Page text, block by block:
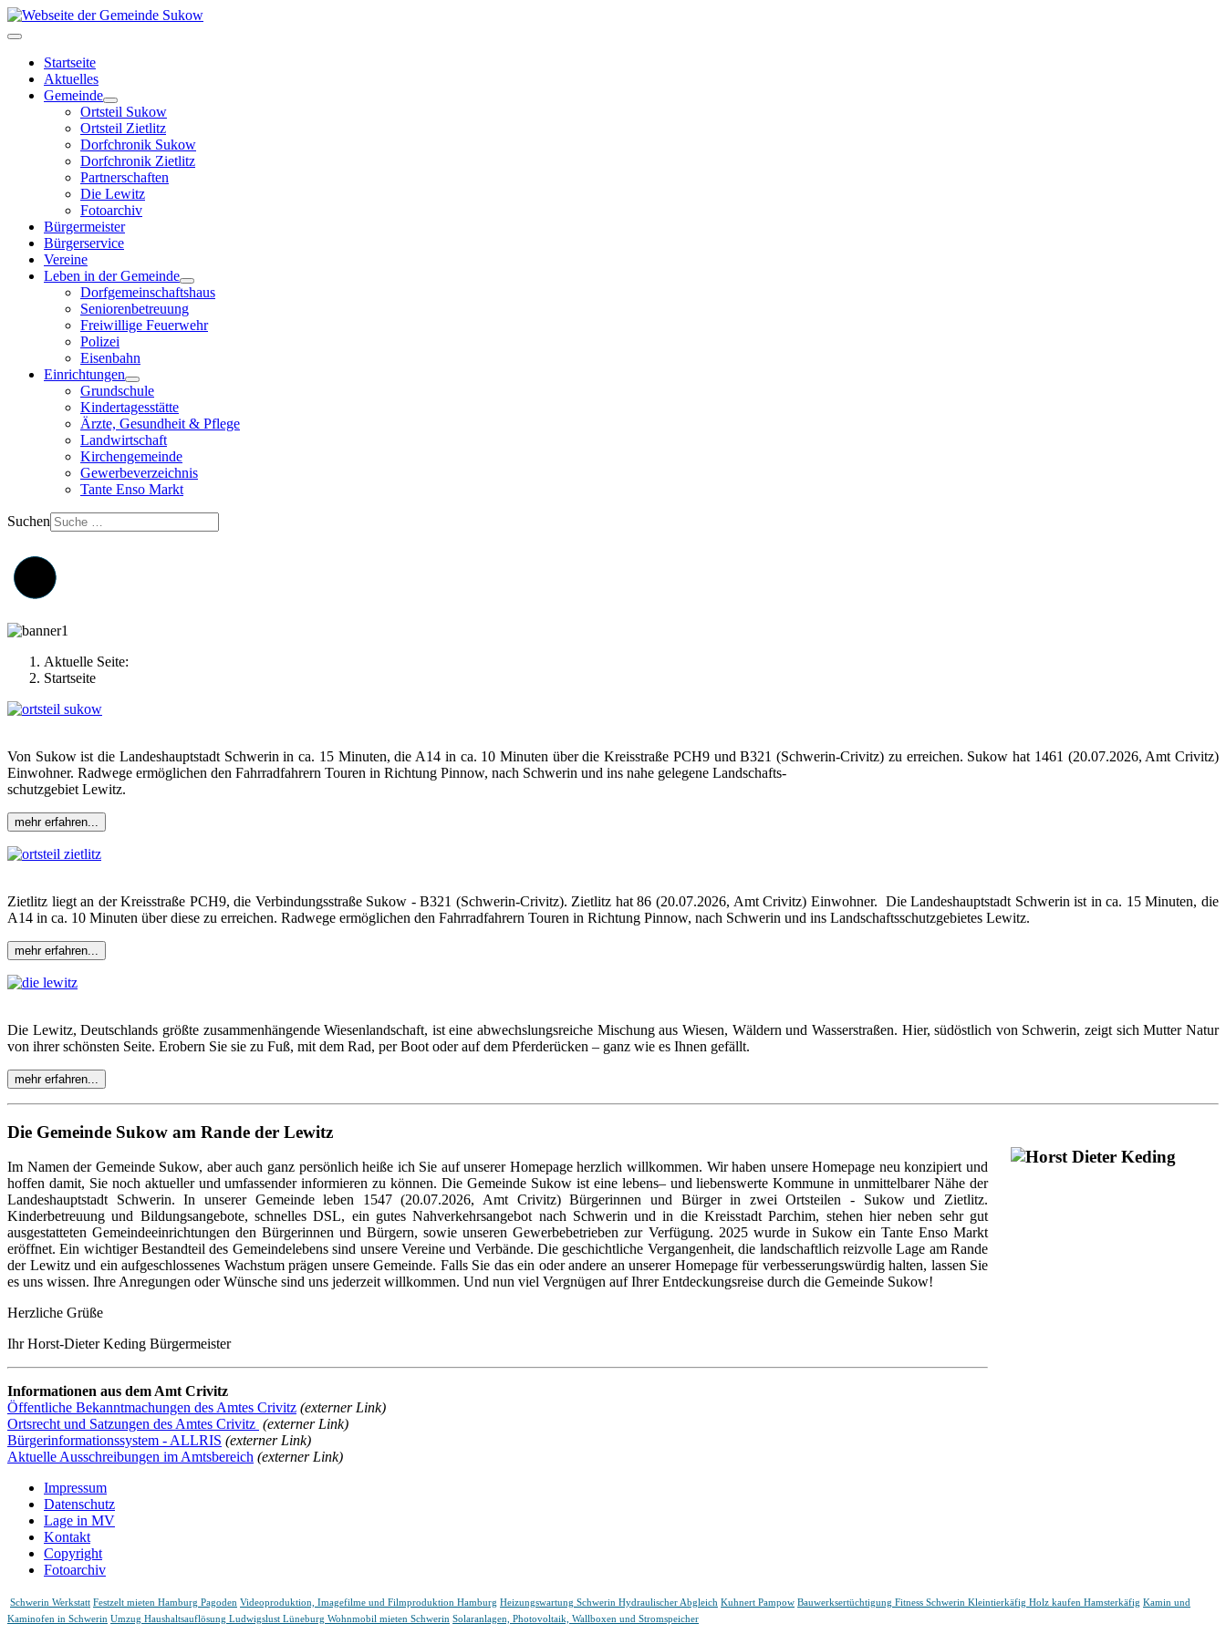
Startseite
Aktuelles
Gemeinde
Ortsteil Sukow
Ortsteil Zietlitz
Dorfchronik Sukow
Dorfchronik Zietlitz
Partnerschaften
Die Lewitz
Fotoarchiv
Bürgermeister
Bürgerservice
Vereine
Leben in der Gemeinde
Dorfgemeinschaftshaus
Seniorenbetreuung
Freiwillige Feuerwehr
Polizei
Eisenbahn
Einrichtungen
Grundschule
Kindertagesstätte
Ärzte, Gesundheit & Pflege
Landwirtschaft
Kirchengemeinde
Gewerbeverzeichnis
Tante Enso Markt
Suchen
Aktuelle Seite:
Startseite
Von Sukow ist die Landeshauptstadt Schwerin in ca. 15 Minuten, die A14 in ca. 10 Minuten über die Kreisstraße PCH9 und B321 (Schwerin-Crivitz) zu erreichen. Sukow hat 1461 (20.07.2026, Amt Crivitz)
Einwohner. Radwege ermöglichen den Fahrradfahrern Touren in Richtung Pinnow, nach Schwerin und ins nahe gelegene Landschafts-
schutzgebiet Lewitz.
mehr erfahren...
Zietlitz liegt an der Kreisstraße PCH9, die Verbindungsstraße Sukow - B321 (Schwerin-Crivitz). Zietlitz hat 86 (20.07.2026, Amt Crivitz) Einwohner. Die Landeshauptstadt Schwerin ist in ca. 15 Minuten, die
A14 in ca. 10 Minuten über diese zu erreichen. Radwege ermöglichen den Fahrradfahrern Touren in Richtung Pinnow, nach Schwerin und ins Landschaftsschutzgebietes Lewitz.
mehr erfahren...
Die Lewitz, Deutschlands größte zusammenhängende Wiesenlandschaft, ist eine abwechslungsreiche Mischung aus Wiesen, Wäldern und Wasserstraßen. Hier, südöstlich von Schwerin, zeigt sich Mutter Natur
von ihrer schönsten Seite. Erobern Sie sie zu Fuß, mit dem Rad, per Boot oder auf dem Pferderücken – ganz wie es Ihnen gefällt.
mehr erfahren...
Die Gemeinde Sukow am Rande der Lewitz
Im Namen der Gemeinde Sukow, aber auch ganz persönlich heiße ich Sie auf unserer Homepage herzlich willkommen. Wir haben unsere Homepage neu konzipiert und
hoffen damit, Sie noch aktueller und umfassender informieren zu können. Die Gemeinde Sukow ist eine lebens– und liebenswerte Kommune in unmittelbarer Nähe der
Landeshauptstadt Schwerin. In unserer Gemeinde leben 1547 (20.07.2026, Amt Crivitz) Bürgerinnen und Bürger in zwei Ortsteilen - Sukow und Zietlitz.
Kinderbetreuung und Bildungsangebote, schnelles DSL, ein gutes Nahverkehrsangebot nach Schwerin und in die Kreisstadt Parchim, stehen hier neben sehr gut
ausgestatteten Gemeindeeinrichtungen den Bürgerinnen und Bürgern, sowie unseren Gewerbebetrieben zur Verfügung. 2025 wurde in Sukow ein Tante Enso Markt
eröffnet. Ein wichtiger Bestandteil des Gemeindelebens sind unsere Vereine und Verbände. Die geschichtliche Vergangenheit, die landschaftlich reizvolle Lage am Rande
der Lewitz und ein aufgeschlossenes Wachstum prägen unsere Gemeinde. Falls Sie das ein oder andere an unserer Homepage für verbesserungswürdig halten, lassen Sie
es uns wissen. Ihre Anregungen oder Wünsche sind uns jederzeit willkommen. Und nun viel Vergnügen auf Ihrer Entdeckungsreise durch die Gemeinde Sukow!
Herzliche Grüße
Ihr Horst-Dieter Keding Bürgermeister
Informationen aus dem Amt Crivitz
Öffentliche Bekanntmachungen des Amtes Crivitz (externer Link)
Ortsrecht und Satzungen des Amtes Crivitz (externer Link)
Bürgerinformationssystem - ALLRIS (externer Link)
Aktuelle Ausschreibungen im Amtsbereich (externer Link)
Impressum
Datenschutz
Lage in MV
Kontakt
Copyright
Fotoarchiv
Schwerin Werkstatt Festzelt mieten Hamburg Pagoden Videoproduktion, Imagefilme und Filmproduktion Hamburg Heizungswartung Schwerin Hydraulischer Abgleich Kuhnert Pampow Bauwerksertüchtigung Fitness Schwerin Kleintierkäfig Holz kaufen Hamsterkäfig Kamin und
Kaminofen in Schwerin Umzug Haushaltsauflösung Ludwigslust Lüneburg Wohnmobil mieten Schwerin Solaranlagen, Photovoltaik, Wallboxen und Stromspeicher